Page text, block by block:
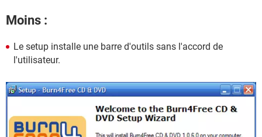
Moins :
Le setup installe une barre d'outils sans l'accord de
l'utilisateur.